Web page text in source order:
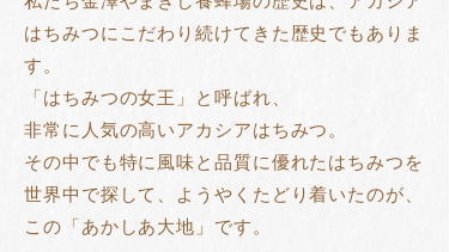
はちみつにこだわり続けてきた歴史でもありま
す。
「はちみつの女王」と呼ばれ、
非常に人気の高いアカシアはちみつ。
その中でも特に風味と品質に優れたはちみつを
世界中で探して、ようやくたどり着いたのが、
この「あかしあ大地」です。